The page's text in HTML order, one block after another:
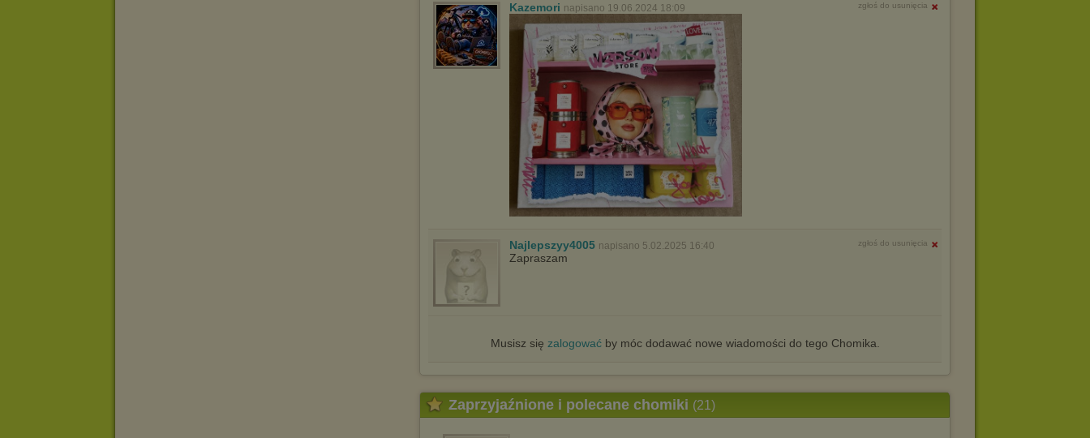
Kazemori napisano 19.06.2024 18:09 zgłoś do usunięcia
Najlepszyy4005 napisano 5.02.2025 16:40 zgłoś do usunięcia
Zapraszam
Musisz się zalogowaćby móc dodawać nowe wiadomości do tego Chomika.
Zaprzyjaźnione i polecane chomiki (21)